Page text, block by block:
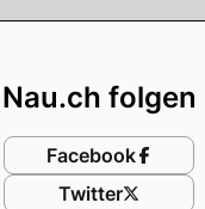
Nau.ch folgen
Facebook
Twitter